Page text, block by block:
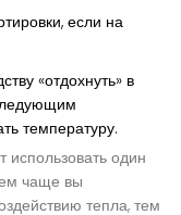
если на
«отдохнуть» в
температуру.
использовать один
чаще вы
тепла, тем